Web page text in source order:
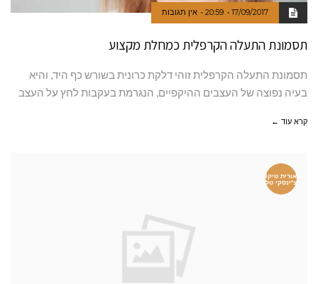
17/09/2017
20:59 אין תגובות
תסמונת התעלה הקרפלית כמחלת מקצוע
תסמונת התעלה הקרפלית זוהי דלקת כרונית בשורש כף היד, והיא
בעיה נפוצה של העצבים ההיקפיים, הנגרמת בעקבות לחץ על העצב
קרא עוד ←
אורית טיקו
צ'ינסקי טל